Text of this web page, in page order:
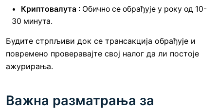
Криптовалута : Обично се обрађује у року од 10-
30 минута.
Будите стрпљиви док се трансакција обрађује и
повремено проверавајте свој налог да ли постоје
ажурирања.
Важна разматрања за